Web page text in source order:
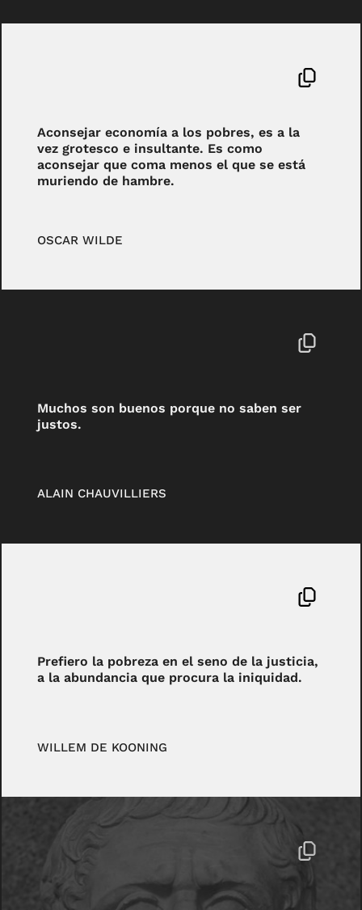
Aconsejar economía a los pobres, es a la
vez grotesco e insultante. Es como
aconsejar que coma menos el que se está
muriendo de hambre.
OSCAR WILDE
Muchos son buenos porque no saben ser
justos.
ALAIN CHAUVILLIERS
Prefiero la pobreza en el seno de la justicia,
a la abundancia que procura la iniquidad.
WILLEM DE KOONING